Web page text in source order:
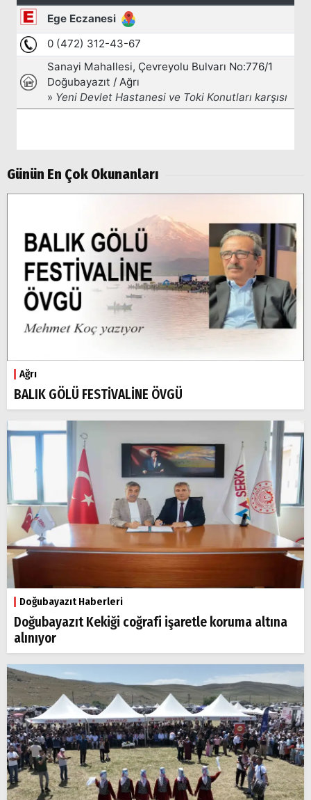
Günün En Çok Okunanları
Ağrı
BALIK GÖLÜ FESTİVALİNE ÖVGÜ
Doğubayazıt Haberleri
Doğubayazıt Kekiği coğrafi işaretle koruma altına
alınıyor
Arama
Popüler
Aramalar:
Doğubayazıt